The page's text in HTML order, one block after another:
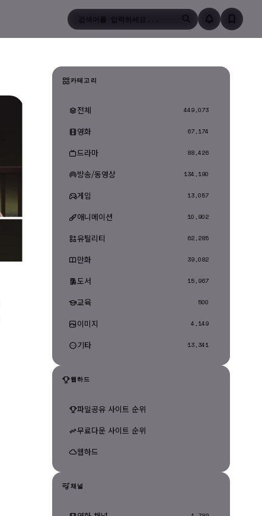
검색
카테고리
전체 449,073
영화 67,174
드라마 88,426
방송/동영상 134,190
게임 13,057
애니메이션 10,902
유틸리티 62,285
만화 39,082
도서 15,967
교육 500
이미지 4,149
기타 13,341
웹하드
파일공유 사이트 순위
무료다운 사이트 순위
웹하드
채널